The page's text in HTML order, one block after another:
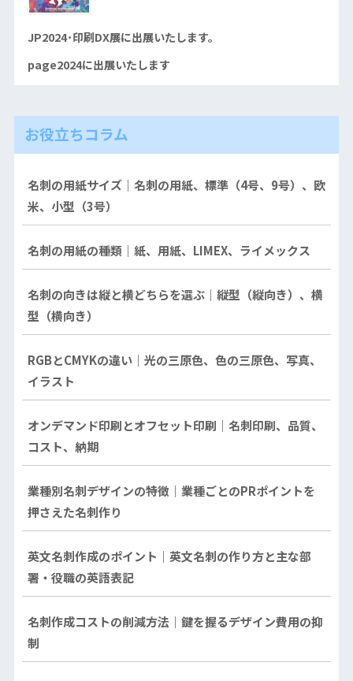
JP2024･印刷DX展に出展いたします。
page2024に出展いたします
お役立ちコラム
名刺の用紙サイズ｜名刺の用紙、標準（4号、9号）、欧
米、小型（3号）
名刺の用紙の種類｜紙、用紙、LIMEX、ライメックス
名刺の向きは縦と横どちらを選ぶ｜縦型（縦向き）、横
型（横向き）
RGBとCMYKの違い｜光の三原色、色の三原色、写真、
イラスト
オンデマンド印刷とオフセット印刷｜名刺印刷、品質、
コスト、納期
業種別名刺デザインの特徴｜業種ごとのPRポイントを
押さえた名刺作り
英文名刺作成のポイント｜英文名刺の作り方と主な部
署・役職の英語表記
名刺作成コストの削減方法｜鍵を握るデザイン費用の抑
制